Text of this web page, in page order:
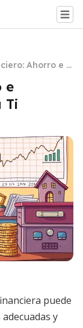
Ahorro e I
para Ti
e
Ti
puede
y